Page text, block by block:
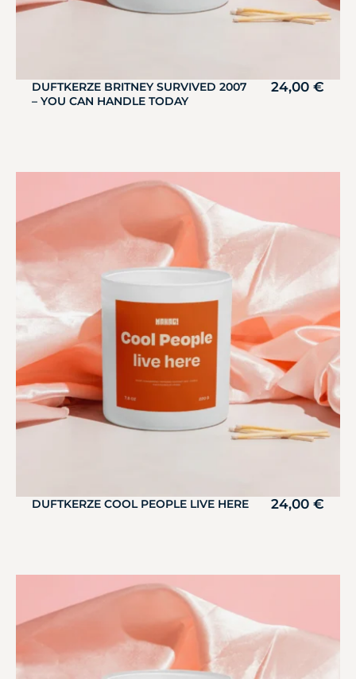
DUFTKERZE BRITNEY SURVIVED 2007
– YOU CAN HANDLE TODAY
24,00 €
DUFTKERZE COOL PEOPLE LIVE HERE 24,00 €